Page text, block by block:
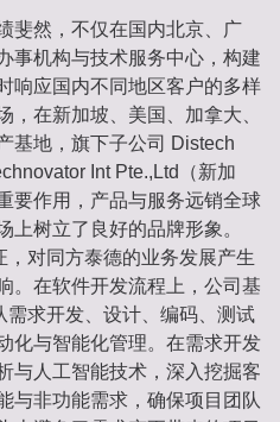
斐然，不仅在国内北京、广
事机构与技术服务中心，构建
响应国内不同地区客户的多样
，在新加坡、美国、加拿大、
基地，旗下子公司 Distech
Int Pte.,Ltd（新加
要作用，产品与服务远销全球
上树立了良好的品牌形象。
，对同方泰德的业务发展产生
。在软件开发流程上，公司基
需求开发、设计、编码、测试
化与智能化管理。在需求开发
与人工智能技术，深入挖掘客
与非功能需求，确保项目团队